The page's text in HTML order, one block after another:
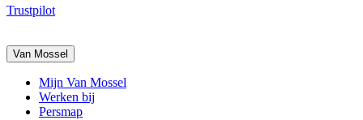
Trustpilot
Van Mossel
Mijn Van Mossel
Werken bij
Persmap